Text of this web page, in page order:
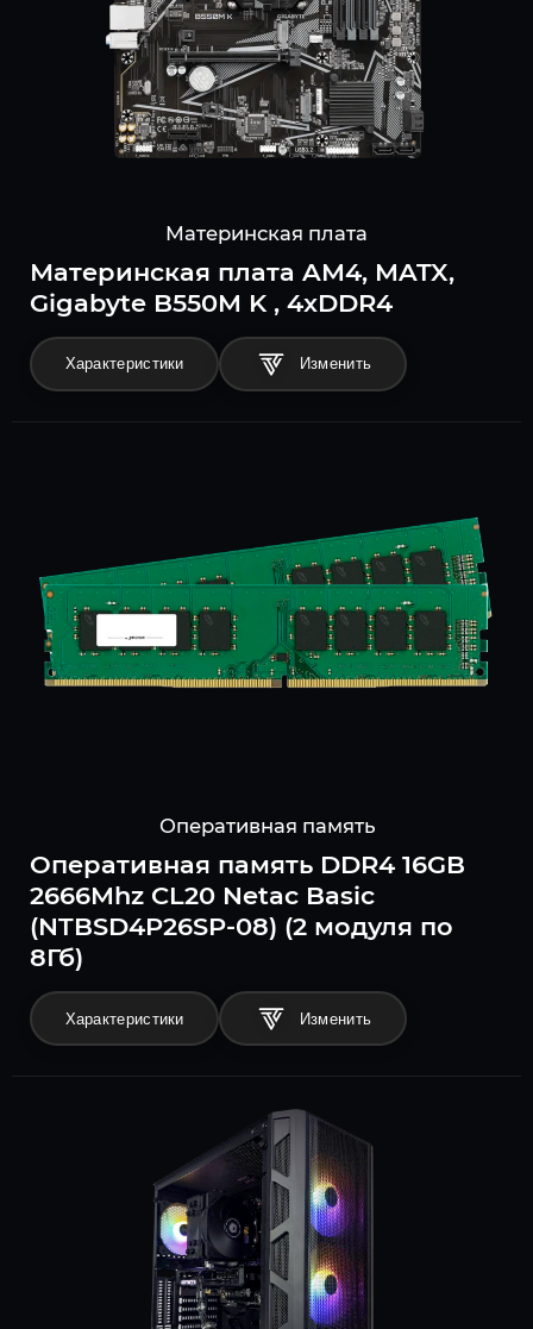
Материнская плата
Материнская плата AM4, MATX,
Gigabyte B550M K , 4xDDR4
Характеристики
Оперативная память
Оперативная память DDR4 16GB
2666Mhz CL20 Netac Basic
(NTBSD4P26SP-08) (2 модуля по
8Гб)
Характеристики